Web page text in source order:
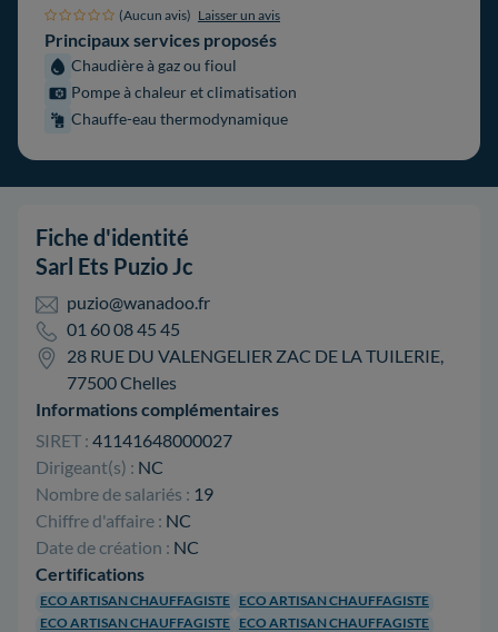
(Aucun avis) Laisser un avis
Principaux services proposés
Chaudière à gaz ou fioul
Pompe à chaleur et climatisation
Chauffe-eau thermodynamique
Fiche d'identité
Sarl Ets Puzio Jc
puzio@wanadoo.fr
01 60 08 45 45
28 RUE DU VALENGELIER ZAC DE LA TUILERIE,
77500 Chelles
Informations complémentaires
SIRET : 41141648000027
Dirigeant(s) : NC
Nombre de salariés : 19
Chiffre d'affaire : NC
Date de création : NC
Certifications
ECO ARTISAN CHAUFFAGISTE ECO ARTISAN CHAUFFAGISTE
ECO ARTISAN CHAUFFAGISTE ECO ARTISAN CHAUFFAGISTE